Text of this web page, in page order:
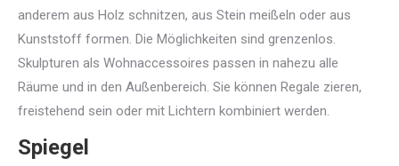
anderem aus Holz schnitzen, aus Stein meißeln oder aus
Kunststoff formen. Die Möglichkeiten sind grenzenlos.
Skulpturen als Wohnaccessoires passen in nahezu alle
Räume und in den Außenbereich. Sie können Regale zieren,
freistehend sein oder mit Lichtern kombiniert werden.
Spiegel